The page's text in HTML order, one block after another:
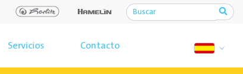
Servicios Contacto